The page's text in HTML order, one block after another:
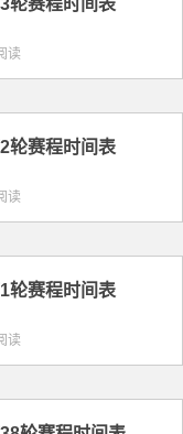
轮赛程时间表
读
轮赛程时间表
读
轮赛程时间表
读